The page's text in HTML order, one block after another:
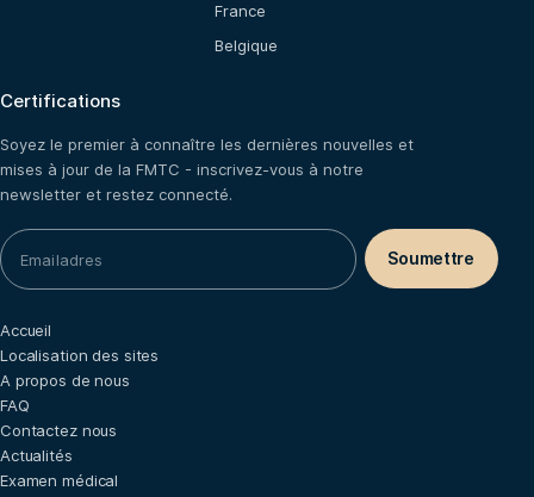
France
Belgique
Certifications
Soyez le premier à connaître les dernières nouvelles et
mises à jour de la FMTC - inscrivez-vous à notre
newsletter et restez connecté.
Accueil
Localisation des sites
A propos de nous
FAQ
Contactez nous
Actualités
Examen médical